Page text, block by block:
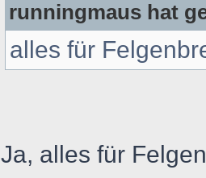
runningmaus hat
alles für
Ja, alles für